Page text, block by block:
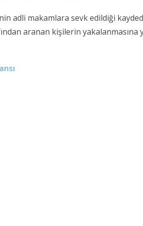
adli makamlara sevk edildiği
aranan kişilerin yakalanmasına